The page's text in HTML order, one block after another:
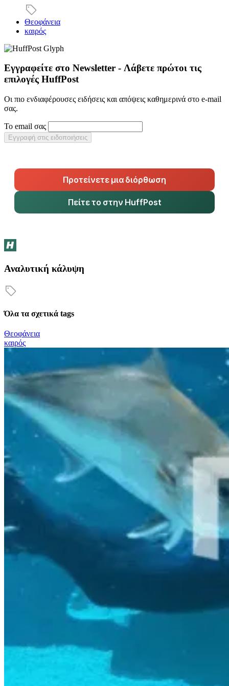
Θεοφάνεια
καιρός
Εγγραφείτε στο Newsletter - Λάβετε πρώτοι τις
επιλογές HuffPost
Οι πιο ενδιαφέρουσες ειδήσεις και απόψεις καθημερινά στο e-mail
σας.
Το email σας
Εγγραφή στις ειδοποιήσεις
Προτείνετε μια διόρθωση
Πείτε το στην HuffPost
Αναλυτική κάλυψη
Όλα τα σχετικά tags
Θεοφάνεια
καιρός